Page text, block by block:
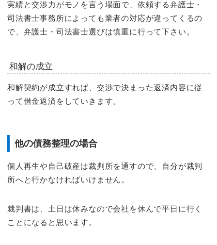
実績と交渉力がモノを言う場面で、依頼する弁護士・
司法書士事務所によっても業者の対応が違ってくるの
で、弁護士・司法書士選びは慎重に行って下さい。
和解の成立
和解契約が成立すれば、交渉で決まった返済内容に従
って借金返済をしていきます。
他の債務整理の場合
個人再生や自己破産は裁判所を通すので、自分が裁判
所へと行かなければいけません。
裁判書は、土日は休みなので会社を休んで平日に行く
ことになると思います。